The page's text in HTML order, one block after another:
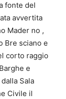
fonte del
avvertita
Mader no ,
Bre sciano e
corto raggio
e
Sala
Civile il